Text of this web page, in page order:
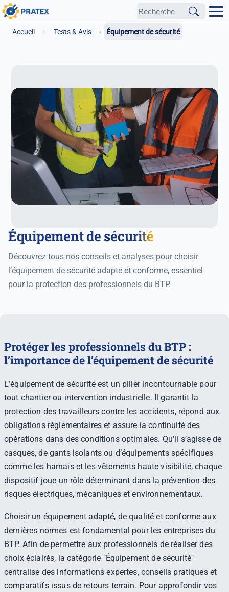
Accueil › Tests & Avis › Équipement de sécurité
Équipement de sécurité
Découvrez tous nos conseils et analyses pour choisir
l’équipement de sécurité adapté et conforme, essentiel
pour la protection des professionnels du BTP.
Protéger les professionnels du BTP :
l’importance de l’équipement de sécurité
L’équipement de sécurité est un pilier incontournable pour
tout chantier ou intervention industrielle. Il garantit la
protection des travailleurs contre les accidents, répond aux
obligations réglementaires et assure la continuité des
opérations dans des conditions optimales. Qu’il s’agisse de
casques, de gants isolants ou d’équipements spécifiques
comme les harnais et les vêtements haute visibilité, chaque
dispositif joue un rôle déterminant dans la prévention des
risques électriques, mécaniques et environnementaux.
Choisir un équipement adapté, de qualité et conforme aux
dernières normes est fondamental pour les entreprises du
BTP. Afin de permettre aux professionnels de réaliser des
choix éclairés, la catégorie "Équipement de sécurité"
centralise des informations expertes, conseils pratiques et
comparatifs issus de retours terrain. Pour approfondir vos